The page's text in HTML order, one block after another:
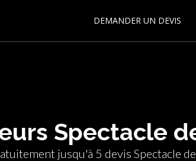
DEMANDER UN DEVIS
Spectacle
jusqu'à 5 devis Spectacle